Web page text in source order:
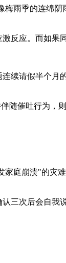
季的连绵阴
应。而如果
请假半个月
催吐行为，
崩溃"的灾
次后会自我